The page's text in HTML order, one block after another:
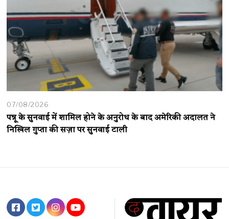
07/08/2026
पन्नू के सुनवाई में शामिल होने के अनुरोध के बाद अमेरिकी अदालत ने
निखिल गुप्ता की सज़ा पर सुनवाई टाली